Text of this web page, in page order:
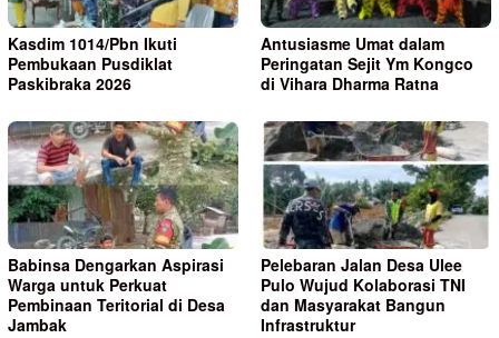
Kasdim 1014/Pbn Ikuti
Pembukaan Pusdiklat
Paskibraka 2026
Antusiasme Umat dalam
Peringatan Sejit Ym Kongco
di Vihara Dharma Ratna
Babinsa Dengarkan Aspirasi
Warga untuk Perkuat
Pembinaan Teritorial di Desa
Jambak
Pelebaran Jalan Desa Ulee
Pulo Wujud Kolaborasi TNI
dan Masyarakat Bangun
Infrastruktur